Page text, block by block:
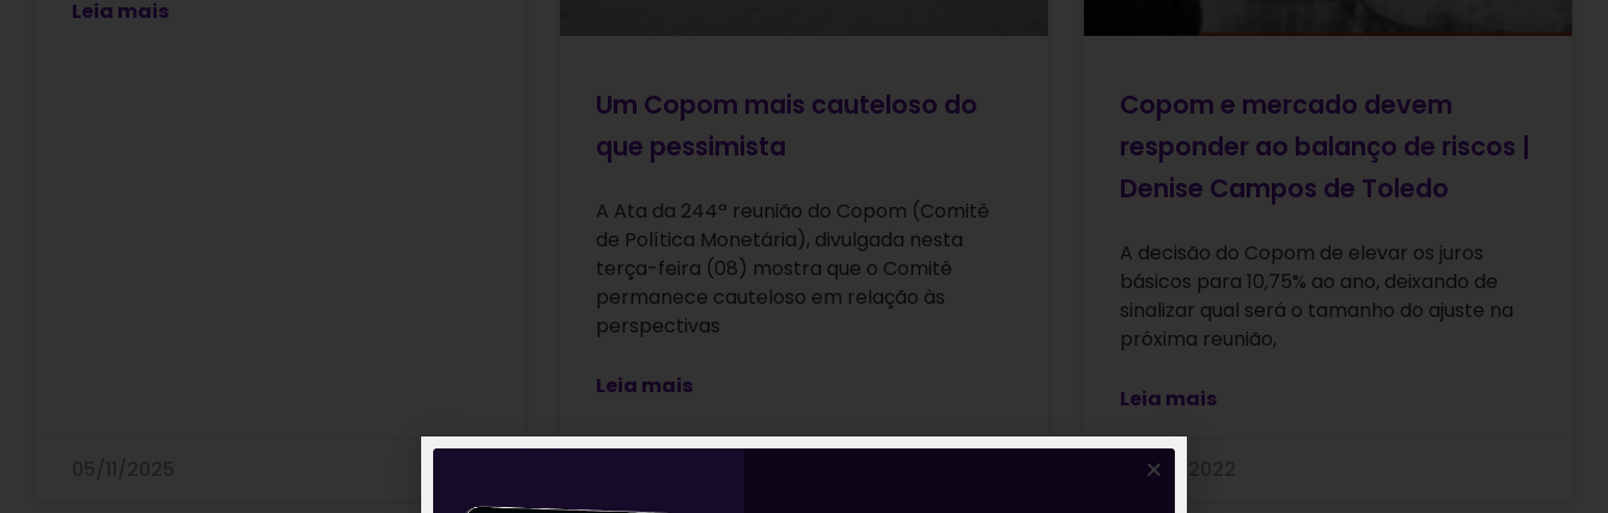
Leia mais
Um Copom mais cauteloso do
que pessimista
A Ata da 244ª reunião do Copom (Comitê
de Política Monetária), divulgada nesta
terça-feira (08) mostra que o Comitê
permanece cauteloso em relação às
perspectivas
Leia mais
Copom e mercado devem
responder ao balanço de riscos |
Denise Campos de Toledo
A decisão do Copom de elevar os juros
básicos para 10,75% ao ano, deixando de
sinalizar qual será o tamanho do ajuste na
próxima reunião,
Leia mais
04/02/2022